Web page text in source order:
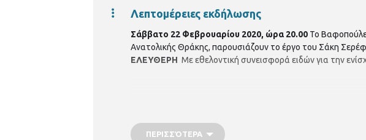
Λεπτομέρειες εκδήλωσης
Σάββατο 22 Φεβρουαρίου 2020, ώρα 20.00 Το
Ανατολικής Θράκης, παρουσιάζουν το έργο του Σάκη
ΕΛΕΥΘΕΡΗ Με εθελοντική συνεισφορά ειδών για την
ΠΕΡΙΣΣΌΤΕΡΑ